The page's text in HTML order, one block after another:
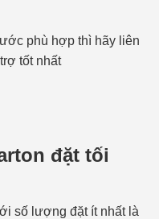
phù hợp thì hãy liên
tốt nhất
đặt tối
số lượng đặt ít nhất là